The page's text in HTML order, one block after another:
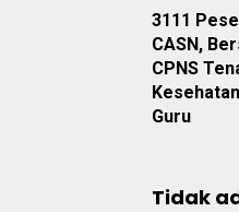
3111
CASN,
CPNS
Guru
Tidak